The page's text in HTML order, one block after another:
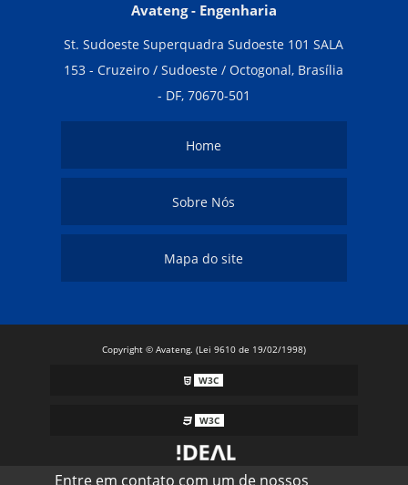
Entre em contato com um de nossos
Avateng - Engenharia
St. Sudoeste Superquadra Sudoeste 101 SALA
153 - Cruzeiro / Sudoeste / Octogonal, Brasília
- DF, 70670-501
Home
Sobre Nós
Mapa do site
Copyright © Avateng. (Lei 9610 de 19/02/1998)
W3C
W3C